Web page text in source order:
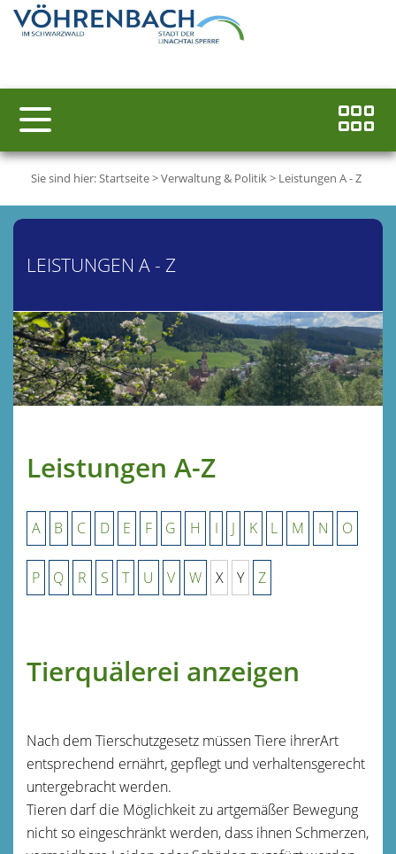
Sie sind hier:Startseite>Verwaltung & Politik> Leistungen A - Z
LEISTUNGEN A - Z
Leistungen A-Z
A B C D E F G H I J K L M N O
P Q R S T U V W X Y Z
Tierquälerei anzeigen
Nach dem Tierschutzgesetz müssen Tiere ihrerArt
entsprechend ernährt, gepflegt und verhaltensgerecht
untergebracht werden.
Tieren darf die Möglichkeit zu artgemäßer Bewegung
nicht so eingeschränkt werden, dass ihnen Schmerzen,